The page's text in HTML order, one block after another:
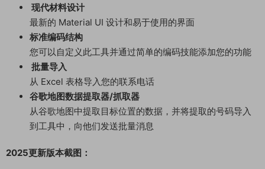
现代材料设计
最新的 Material UI 设计和易于使用的界面
标准编码结构
您可以自定义此工具并通过简单的编码技能添加您的功能
批量导入
从 Excel 表格导入您的联系电话
谷歌地图数据提取器/抓取器
从谷歌地图中提取目标位置的数据，并将提取的号码导入
到工具中，向他们发送批量消息
2025更新版本截图：